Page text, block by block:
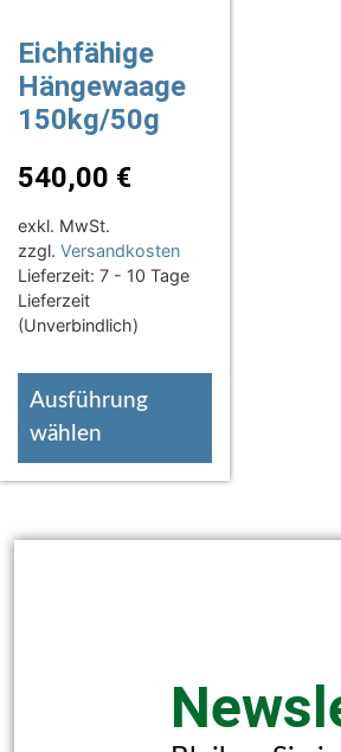
Eichfähige
Hängewaage
150kg/50g
540,00 €
exkl. MwSt.
zzgl. Versandkosten
Lieferzeit: 7 - 10 Tage
Lieferzeit
(Unverbindlich)
Ausführung
wählen